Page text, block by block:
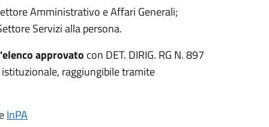
Amministrativo e Affari Generali;
Servizi alla persona.
approvato con DET. DIRIG. RG N. 897
raggiungibile tramite
InPA